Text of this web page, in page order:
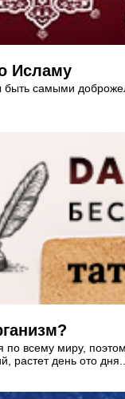
Исламу
самыми
по всему миру,
растет день ото